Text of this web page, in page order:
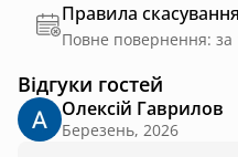
Правила скасування
Відгуки гостей
Олексій Гаврилов
Березень, 2026